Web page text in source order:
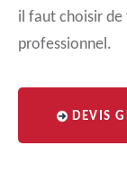
il faut choisir
professionnel.
DEVIS